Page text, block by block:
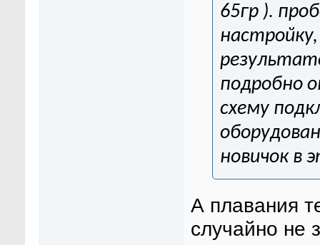
65гр ).
подробно
схему
новичок в
А плавания
случайно не